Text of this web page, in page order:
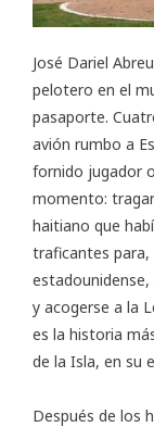
José Dariel
pelotero en el
pasaporte.
avión rumbo a
fornido jugador
momento:
haitiano que
traficantes
y acogerse a la
es la historia
de la Isla, en su
Después de los